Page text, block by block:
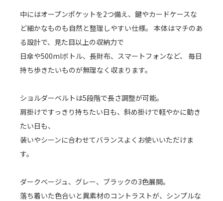
中にはオープンポケットを2つ備え、鍵やカードケースな
ど細かなものも自然と整理しやすい仕様。 本体はマチのあ
る設計で、見た目以上の収納力で
日傘や500mlボトル、長財布、スマートフォンなど、 毎日
持ち歩きたいものが無理なく収まります。
ショルダーベルトは5段階で長さ調整が可能。
肩掛けですっきり持ちたい日も、斜め掛けで軽やかに動き
たい日も、
装いやシーンに合わせてバランスよくお使いいただけま
す。
ダークベージュ、グレー、ブラックの3色展開。
落ち着いた色合いと異素材のコントラストが、シンプルな